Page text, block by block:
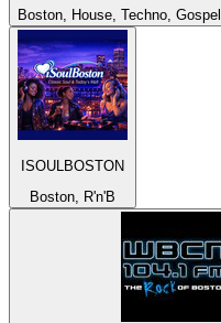
Boston, House, Techno, Gospel
ISOULBOSTON
Boston, R'n'B